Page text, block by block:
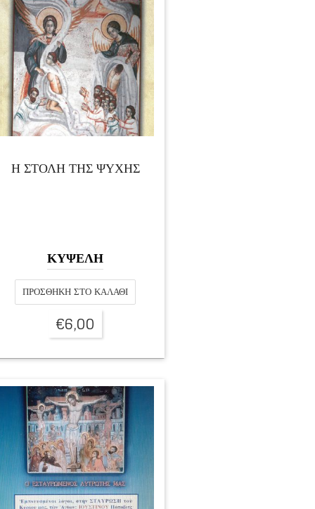
Η ΣΤΟΛΗ ΤΗΣ ΨΥΧΗΣ
ΚΥΨΕΛΗ
ΠΡΟΣΘΉΚΗ ΣΤΟ ΚΑΛΆΘΙ
€6,00